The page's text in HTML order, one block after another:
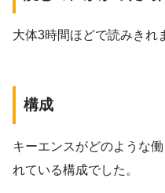
大体3時間ほどで読みきれ
構成
キーエンスがどのような
れている構成でした。